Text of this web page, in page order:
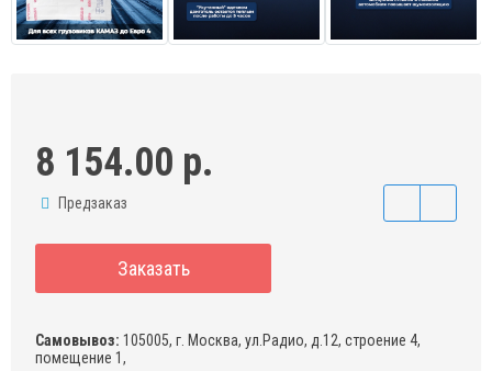
8 154.00 р.
Предзаказ
Заказать
Самовывоз: 105005, г. Москва, ул.Радио, д.12, строение 4,
помещение 1,